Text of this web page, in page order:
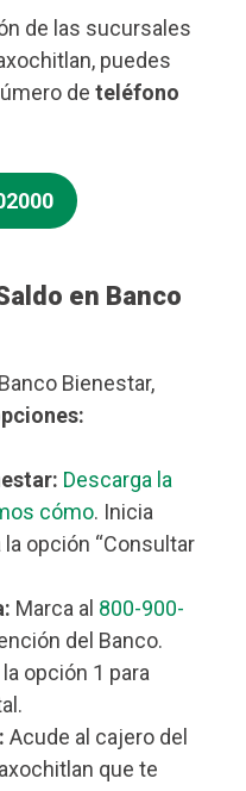
de las sucursales
puedes
de teléfono
en Banco
Bienestar,
Descarga la
cómo. Inicia
opción “Consultar
Marca al 800-900-
del Banco.
opción 1 para
Acude al cajero del
que te